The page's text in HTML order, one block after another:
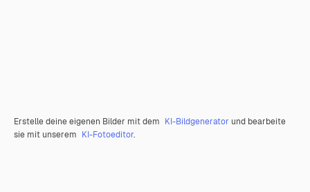
Erstelle deine eigenen Bilder mit dem KI-Bildgenerator und bearbeite
sie mit unserem KI-Fotoeditor.